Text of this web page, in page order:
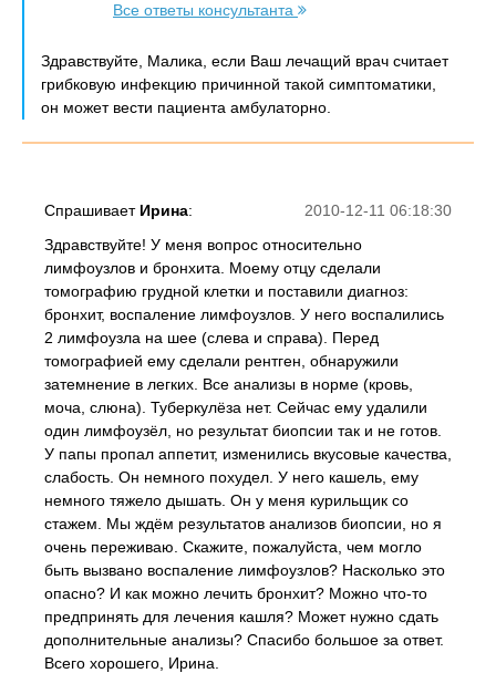
Все ответы консультанта
Здравствуйте, Малика, если Ваш лечащий врач считает
грибковую инфекцию причинной такой симптоматики,
он может вести пациента амбулаторно.
2010-12-11 06:18:30
Спрашивает Ирина:
Здравствуйте! У меня вопрос относительно
лимфоузлов и бронхита. Моему отцу сделали
томографию грудной клетки и поставили диагноз:
бронхит, воспаление лимфоузлов. У него воспалились
2 лимфоузла на шее (слева и справа). Перед
томографией ему сделали рентген, обнаружили
затемнение в легких. Все анализы в норме (кровь,
моча, слюна). Туберкулёза нет. Сейчас ему удалили
один лимфоузёл, но результат биопсии так и не готов.
У папы пропал аппетит, изменились вкусовые качества,
слабость. Он немного похудел. У него кашель, ему
немного тяжело дышать. Он у меня курильщик со
стажем. Мы ждём результатов анализов биопсии, но я
очень переживаю. Скажите, пожалуйста, чем могло
быть вызвано воспаление лимфоузлов? Насколько это
опасно? И как можно лечить бронхит? Можно что-то
предпринять для лечения кашля? Может нужно сдать
дополнительные анализы? Спасибо большое за ответ.
Всего хорошего, Ирина.